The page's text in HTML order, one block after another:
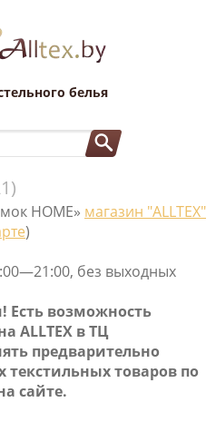
белья
НОМЕ» магазин "ALLTEX"
)
без выходных
Есть возможность
ALLTEX в ТЦ
предварительно
товаров по
сайте.